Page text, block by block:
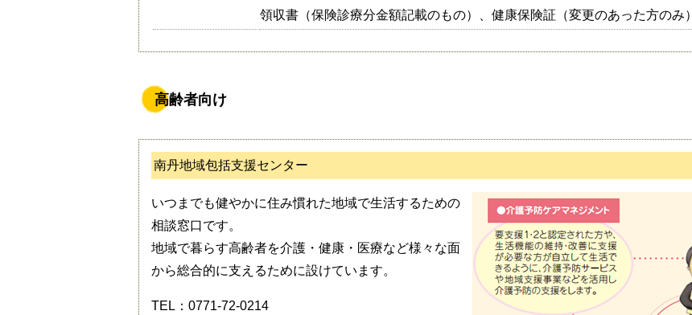
領収書（保険診療分金額記載のもの）、健康保険証（変更のあった方のみ）
高齢者向け
南丹地域包括支援センター
いつまでも健やかに住み慣れた地域で生活するための
相談窓口です。
地域で暮らす高齢者を介護・健康・医療など様々な面
から総合的に支えるために設けています。
TEL：0771-72-0214